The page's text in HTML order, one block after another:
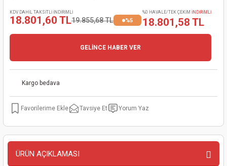
Mak.
Makinası
KDV DAHİL TAKSİTLİ İNDİRİMLİ
18.801,60 TL19.855,68 TL %5
%0 HAVALE/TEK ÇEKİM İNDİRİMLİ
18.801,58 TL
GELİNCE HABER VER
Kargo bedava
Tavsiye Et Yorum Yaz
ÜRÜN AÇIKLAMASI